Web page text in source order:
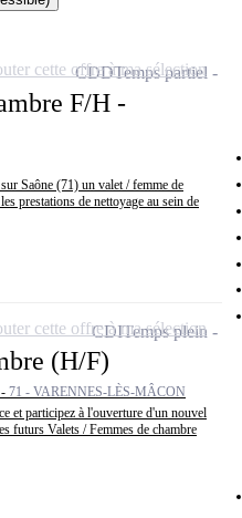
F/H -
Saône (71) un valet / femme de
prestations de nettoyage au sein de
CDDTemps partiel
cette offre à ma sélection
(H/F)
71 - VARENNES-LÈS-MÂCON
et participez à l'ouverture d'un nouvel
futurs Valets / Femmes de chambre
CDITemps plein
cette offre à ma sélection